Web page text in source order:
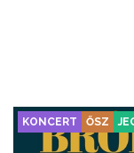
és Prima
könnyűzene
KONCERT ŐSZ